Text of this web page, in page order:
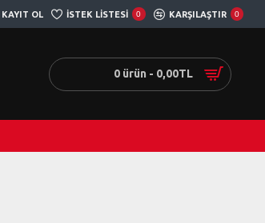
KAYIT OL İSTEK LISTESI 0 KARŞILAŞTIR 0
0 ürün - 0,00TL